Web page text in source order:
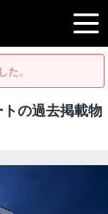
た。
の過去掲載物